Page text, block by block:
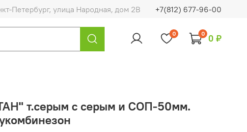
Петербург, улица Народная, дом 2В +7(812) 677-96-00
0 0 0 ₽
т.серым с серым и СОП-50мм.